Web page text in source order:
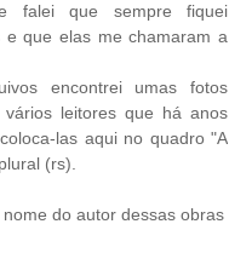
falei que sempre fiquei
e que elas me chamaram a
encontrei umas fotos
leitores que há anos
las aqui no quadro "A
(rs).
do autor dessas obras